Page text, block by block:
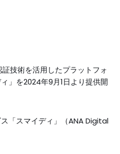
技術を活用したプラットフォ
」を2024年9月1日より提供開
「スマイディ」（ANA Digital